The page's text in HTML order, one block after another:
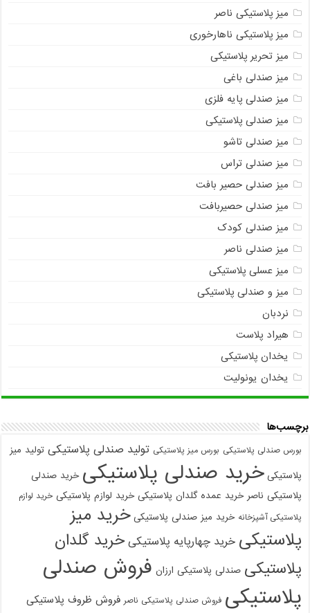
میز پلاستیکی ناصر
میز پلاستیکی ناهارخوری
میز تحریر پلاستیکی
میز صندلی باغی
میز صندلی پایه فلزی
میز صندلی پلاستیکی
میز صندلی تاشو
میز صندلی تراس
میز صندلی حصیر بافت
میز صندلی حصیربافت
میز صندلی کودک
میز صندلی ناصر
میز عسلی پلاستیکی
میز و صندلی پلاستیکی
نردبان
هیراد پلاست
یخدان پلاستیکی
یخدان یونولیت
برچسب‌ها
بورس صندلی پلاستیکی بورس میز پلاستیکی تولید صندلی پلاستیکی تولید میز
پلاستیکی خرید صندلی پلاستیکی خرید صندلی
پلاستیکی ناصر خرید عمده گلدان پلاستیکی خرید لوازم پلاستیکی خرید لوازم
پلاستیکی آشپزخانه خرید میز صندلی پلاستیکی خرید میز
پلاستیکی خرید چهارپایه پلاستیکی خرید گلدان
پلاستیکی صندلی پلاستیکی ارزان فروش صندلی
پلاستیکی فروش صندلی پلاستیکی ناصر فروش ظروف پلاستیکی